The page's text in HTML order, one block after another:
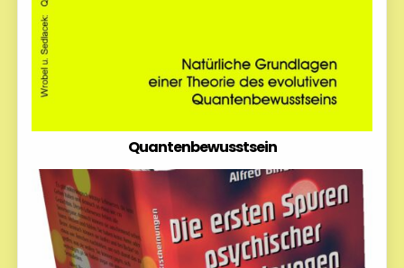
Quantenbewusstsein